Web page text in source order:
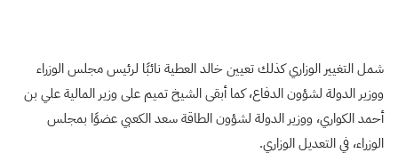
شمل التغيير الوزاري كذلك تعيين خالد العطية نائبًا لرئيس مجلس الوزراء
ووزير الدولة لشؤون الدفاع، كما أبقى الشيخ تميم على وزير المالية علي بن
أحمد الكواري، ووزير الدولة لشؤون الطاقة سعد الكعبي عضوًا بمجلس
الوزراء، في التعديل الوزاري.